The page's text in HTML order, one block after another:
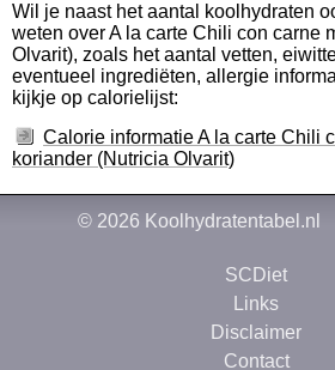
Wil je naast het aantal koolhydraten
weten over A la carte Chili con carne
Olvarit), zoals het aantal vetten,
eventueel ingrediëten, allergie
kijkje op calorielijst:
Calorie informatie A la carte Chili
koriander (Nutricia Olvarit)
© 2026 Koolhydratentabel.nl
SCDiet
Links
Disclaimer
Contact